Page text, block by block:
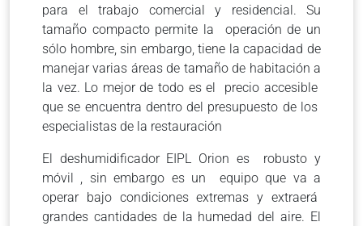
para el trabajo comercial y residencial. Su
tamaño compacto permite la operación de un
sólo hombre, sin embargo, tiene la capacidad de
manejar varias áreas de tamaño de habitación a
la vez. Lo mejor de todo es el precio accesible
que se encuentra dentro del presupuesto de los
especialistas de la restauración
El deshumidificador EIPL Orion es robusto y
móvil , sin embargo es un equipo que va a
operar bajo condiciones extremas y extraerá
grandes cantidades de la humedad del aire. El